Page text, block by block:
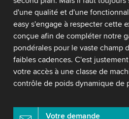
d'une qualité et d'une
easy s'engage à respecter cette
conçue afin de compléter notre
pondérales pour le vaste champ
faibles cadences. C'est
votre accès à une classe de
contrôle de poids dynamique de
Votre demande